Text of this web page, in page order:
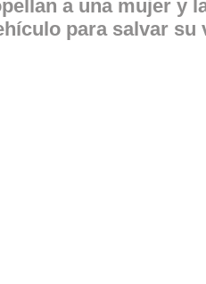
a una mujer y
para salvar su